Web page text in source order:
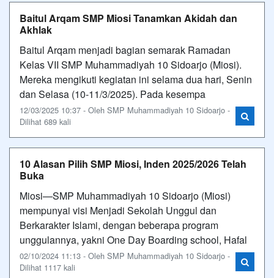
Baitul Arqam SMP Miosi Tanamkan Akidah dan
Akhlak
Baitul Arqam menjadi bagian semarak Ramadan
Kelas VII SMP Muhammadiyah 10 Sidoarjo (Miosi).
Mereka mengikuti kegiatan ini selama dua hari, Senin
dan Selasa (10-11/3/2025). Pada kesempa
12/03/2025 10:37 - Oleh SMP Muhammadiyah 10 Sidoarjo -
Dilihat 689 kali
10 Alasan Pilih SMP Miosi, Inden 2025/2026 Telah
Buka
Miosi—SMP Muhammadiyah 10 Sidoarjo (Miosi)
mempunyai visi Menjadi Sekolah Unggul dan
Berkarakter Islami, dengan beberapa program
unggulannya, yakni One Day Boarding school, Hafal
02/10/2024 11:13 - Oleh SMP Muhammadiyah 10 Sidoarjo -
Dilihat 1117 kali